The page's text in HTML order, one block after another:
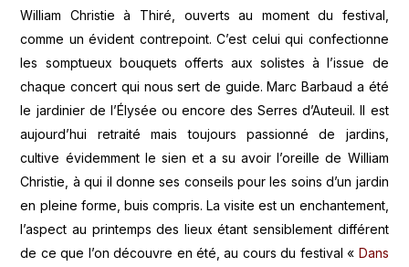
William Christie à Thiré, ouverts au moment du festival,
comme un évident contrepoint. C’est celui qui confectionne
les somptueux bouquets offerts aux solistes à l’issue de
chaque concert qui nous sert de guide. Marc Barbaud a été
le jardinier de l’Élysée ou encore des Serres d’Auteuil. Il est
aujourd’hui retraité mais toujours passionné de jardins,
cultive évidemment le sien et a su avoir l’oreille de William
Christie, à qui il donne ses conseils pour les soins d’un jardin
en pleine forme, buis compris. La visite est un enchantement,
l’aspect au printemps des lieux étant sensiblement différent
de ce que l’on découvre en été, au cours du festival « Dans